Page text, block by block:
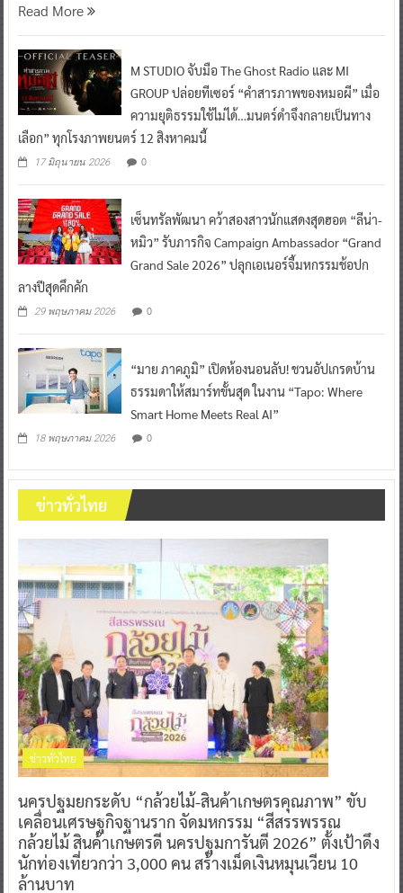
Read More
M STUDIO จับมือ The Ghost Radio และ MI
GROUP ปล่อยทีเซอร์ “คำสารภาพของหมอผี” เมื่อ
ความยุติธรรมใช้ไม่ได้…มนตร์ดำจึงกลายเป็นทาง
เลือก” ทุกโรงภาพยนตร์ 12 สิงหาคมนี้
17 มิถุนายน 2026 0
เซ็นทรัลพัฒนา คว้าสองสาวนักแสดงสุดฮอต “ลีน่า-
หมิว” รับภารกิจ Campaign Ambassador “Grand
Grand Sale 2026” ปลุกเอเนอร์จี้มหกรรมช้อปก
ลางปีสุดคึกคัก
29 พฤษภาคม 2026 0
“มาย ภาคภูมิ” เปิดห้องนอนลับ! ชวนอัปเกรดบ้าน
ธรรมดาให้สมาร์ทขั้นสุด ในงาน “Tapo: Where
Smart Home Meets Real AI”
18 พฤษภาคม 2026 0
ข่าวทั่วไทย
ข่าวทั่วไทย
นครปฐมยกระดับ “กล้วยไม้-สินค้าเกษตรคุณภาพ” ขับ
เคลื่อนเศรษฐกิจฐานราก จัดมหกรรม “สีสรรพรรณ
กล้วยไม้ สินค้าเกษตรดี นครปฐมการันตี 2026” ตั้งเป้าดึง
นักท่องเที่ยวกว่า 3,000 คน สร้างเม็ดเงินหมุนเวียน 10
ล้านบาท